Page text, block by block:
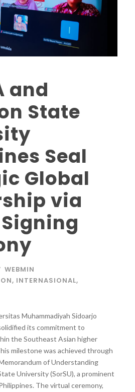
and
State
Seal
Global
via
WEBMIN
, INTERNASIONAL,
Muhammadiyah Sidoarjo
its commitment to
the Southeast Asian higher
milestone was achieved through
of Understanding
University (SorSU), a prominent
The virtual ceremony,